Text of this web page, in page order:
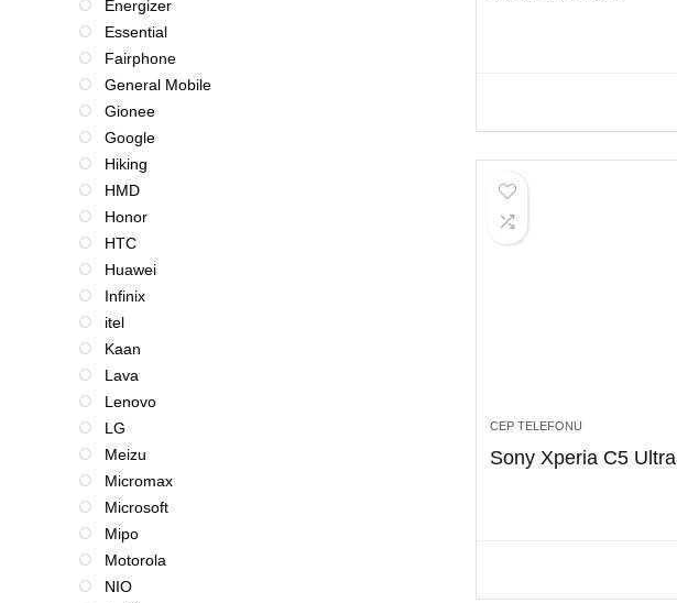
Energizer
Essential
Fairphone
General Mobile
Gionee
Google
Hiking
HMD
Honor
HTC
Huawei
Infinix
itel
Kaan
Lava
Lenovo
LG
Meizu
Micromax
Microsoft
Mipo
Motorola
NIO
CEP TELEFONU
Sony Xperia C5 Ultra